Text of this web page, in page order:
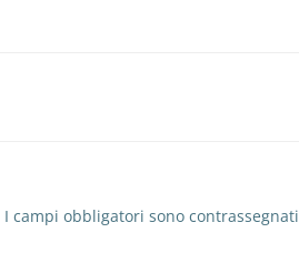
I campi obbligatori sono contrassegnati